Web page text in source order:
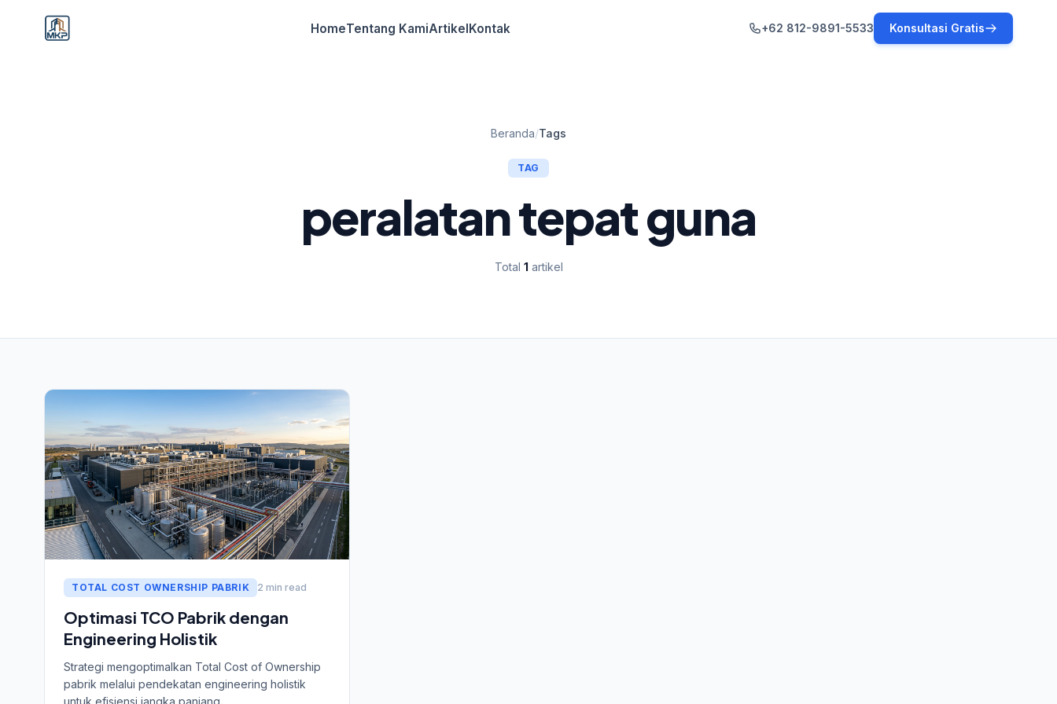
HomeTentang KamiArtikelKontak +62 812-9891-5533 Konsultasi Gratis
Beranda/Tags
TAG
peralatan tepat guna
Total 1 artikel
TOTAL COST OWNERSHIP PABRIK 2 min read
Optimasi TCO Pabrik dengan
Engineering Holistik
Strategi mengoptimalkan Total Cost of Ownership
pabrik melalui pendekatan engineering holistik